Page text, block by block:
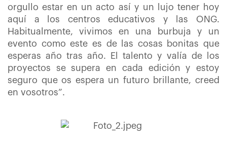
orgullo estar en un acto así y un lujo tener hoy
aquí a los centros educativos y las ONG.
Habitualmente, vivimos en una burbuja y un
evento como este es de las cosas bonitas que
esperas año tras año. El talento y valía de los
proyectos se supera en cada edición y estoy
seguro que os espera un futuro brillante, creed
en vosotros”.